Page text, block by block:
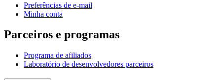
Preferências de e-mail
Minha conta
Parceiros e programas
Programa de afiliados
Laboratório de desenvolvedores parceiros